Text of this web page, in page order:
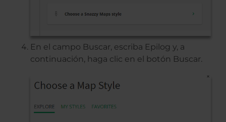
En el campo Buscar, escriba Epilog y, a
continuación, haga clic en el botón Buscar.